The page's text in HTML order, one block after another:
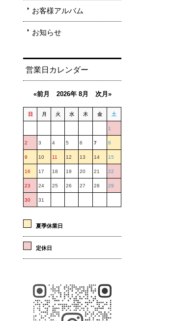
お客様アルバム
お知らせ
営業日カレンダー
«前月 2026年 8月 次月»
日 月 火 水 木 金 土
1
2 3 4 5 6 7 8
9 10 11 12 13 14 15
16 17 18 19 20 21 22
23 24 25 26 27 28 29
30 31
夏季休業日
定休日